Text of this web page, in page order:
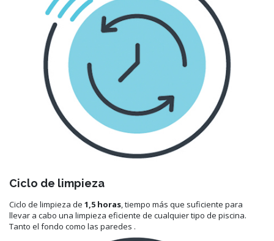
Ciclo de limpieza
Ciclo de limpieza de 1,5 horas, tiempo más que suficiente para
llevar a cabo una limpieza eficiente de cualquier tipo de piscina.
Tanto el fondo como las paredes .